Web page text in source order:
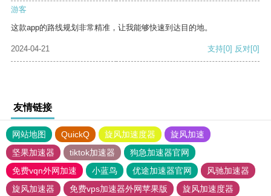
游客
这款app的路线规划非常精准，让我能够快速到达目的地。
2024-04-21 支持[0] 反对[0]
友情链接
网站地图 QuickQ 旋风加速度器
旋风加速
坚果加速器
tiktok加速器
狗急加速器官网
免费vqn外网加速
小蓝鸟 优途加速器官网
风驰加速器
旋风加速器
免费vps加速器外网苹果版
旋风加速度器